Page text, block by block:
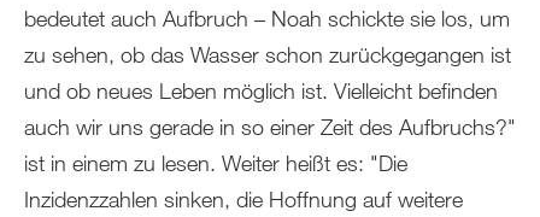
bedeutet auch Aufbruch – Noah schickte sie los, um
zu sehen, ob das Wasser schon zurückgegangen ist
und ob neues Leben möglich ist. Vielleicht befinden
auch wir uns gerade in so einer Zeit des Aufbruchs?"
ist in einem zu lesen. Weiter heißt es: "Die
Inzidenzzahlen sinken, die Hoffnung auf weitere